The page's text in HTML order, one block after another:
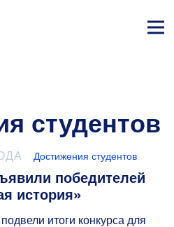
студентов
Достижения студентов
победителей
история»
итоги конкурса для